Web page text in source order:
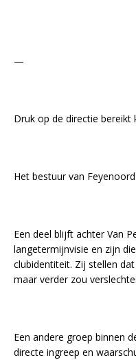
—
Druk op de directie bereikt
Het bestuur van
Een deel blijft achter Van
langetermijnvisie en zijn
clubidentiteit. Zij stellen
maar verder zou
Een andere groep binnen
directe ingreep en